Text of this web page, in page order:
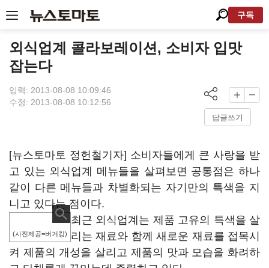
구독
외식업계 콜라보레이션, 소비자 입맛
잡는다
입력: 2013-08-08 10:09:46
수정: 2013-08-08 10:12:56
답글쓰기
[뉴스토마토 정헌철기자] 소비자들에게 큰 사랑을 받
고 있는 외식업계 메뉴들을 살펴보면 공통점은 하나
같이 다른 메뉴들과 차별화되는 자기만의 특색을 지
니고 있다는 점이다.
(사진제공=버거킹)
최근 외식업계는 제품 고유의 특색을 살
리는 재료와 함께 새로운 재료를 접목시
켜 제품의 개성을 살리고 제품의 맛과 모습을 화려하